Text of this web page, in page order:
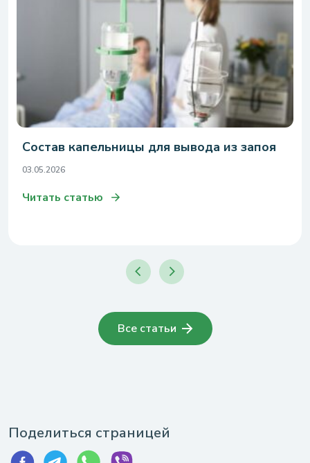
Состав капельницы для вывода из запоя
03.05.2026
Читать статью
Все статьи
Поделиться страницей